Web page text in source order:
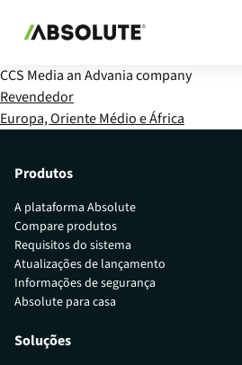
CCS Media an Advania company
Revendedor
Europa, Oriente Médio e África
Produtos
A plataforma Absolute
Compare produtos
Requisitos do sistema
Atualizações de lançamento
Informações de segurança
Absolute para casa
Soluções